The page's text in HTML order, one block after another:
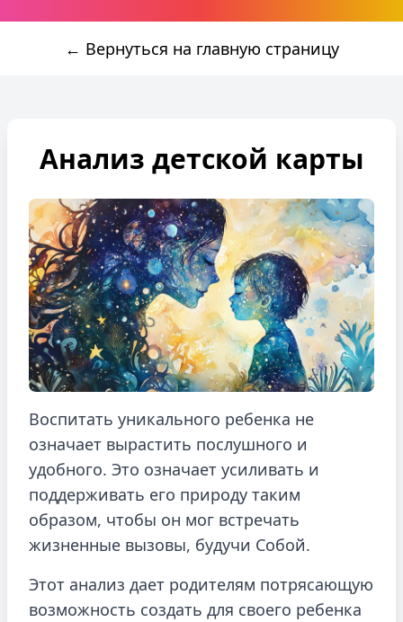
← Вернуться на главную страницу
Анализ детской карты
Воспитать уникального ребенка не
означает вырастить послушного и
удобного. Это означает усиливать и
поддерживать его природу таким
образом, чтобы он мог встречать
жизненные вызовы, будучи Собой.
Этот анализ дает родителям потрясающую
возможность создать для своего ребенка